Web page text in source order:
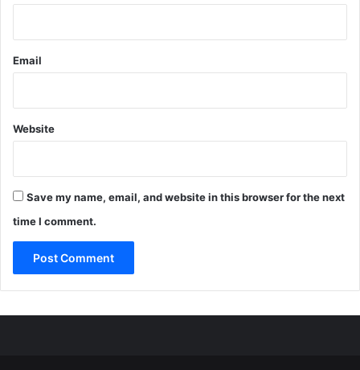
Email
Website
Save my name, email, and website in this browser for the next
time I comment.